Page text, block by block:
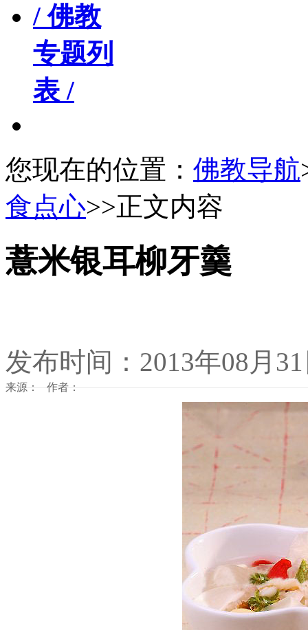
/ 佛教
专题列
表 /
您现在的位置： 佛教导航
食点心>>正文内容
薏米银耳柳牙羹
发布时间：2013年08月
来源： 作者：